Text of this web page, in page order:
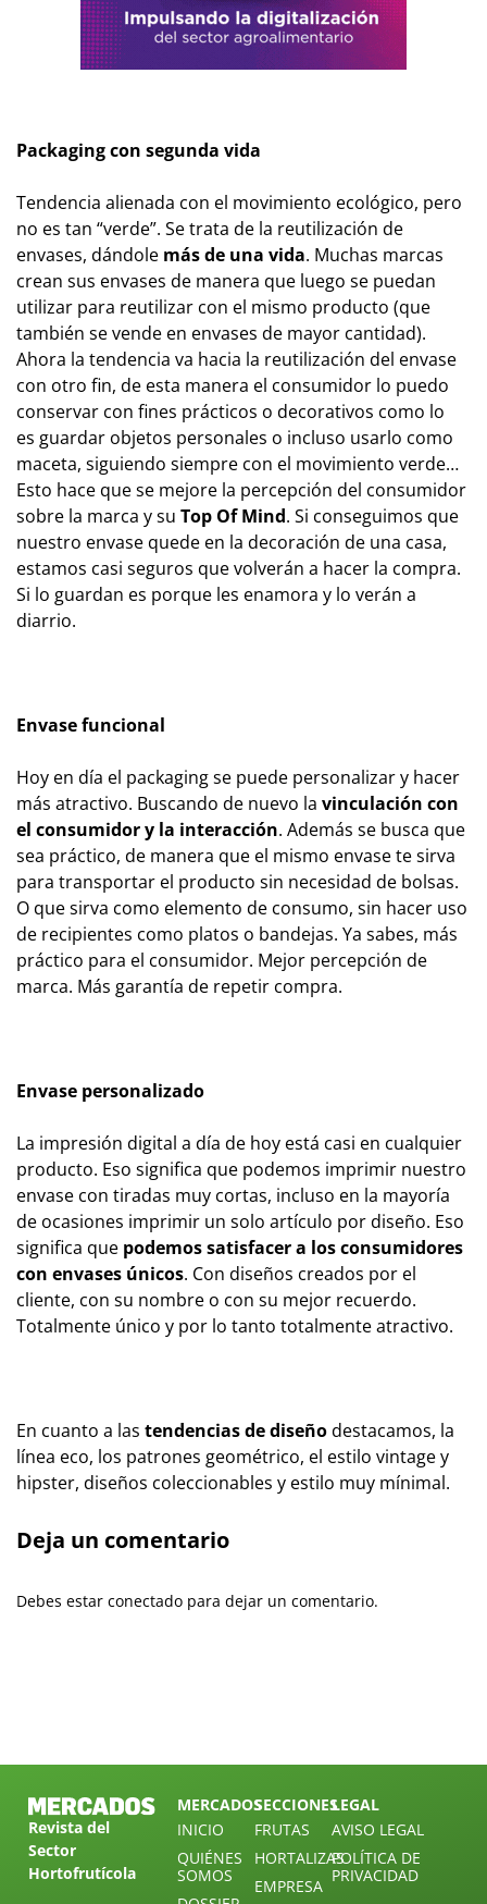
Packaging con segunda vida
Tendencia alienada con el movimiento ecológico, pero
no es tan “verde”. Se trata de la reutilización de
envases, dándole más de una vida. Muchas marcas
crean sus envases de manera que luego se puedan
utilizar para reutilizar con el mismo producto (que
también se vende en envases de mayor cantidad).
Ahora la tendencia va hacia la reutilización del envase
con otro fin, de esta manera el consumidor lo puedo
conservar con fines prácticos o decorativos como lo
es guardar objetos personales o incluso usarlo como
maceta, siguiendo siempre con el movimiento verde…
Esto hace que se mejore la percepción del consumidor
sobre la marca y su Top Of Mind. Si conseguimos que
nuestro envase quede en la decoración de una casa,
estamos casi seguros que volverán a hacer la compra.
Si lo guardan es porque les enamora y lo verán a
diarrio.
Envase funcional
Hoy en día el packaging se puede personalizar y hacer
más atractivo. Buscando de nuevo la vinculación con
el consumidor y la interacción. Además se busca que
sea práctico, de manera que el mismo envase te sirva
para transportar el producto sin necesidad de bolsas.
O que sirva como elemento de consumo, sin hacer uso
de recipientes como platos o bandejas. Ya sabes, más
práctico para el consumidor. Mejor percepción de
marca. Más garantía de repetir compra.
Envase personalizado
La impresión digital a día de hoy está casi en cualquier
producto. Eso significa que podemos imprimir nuestro
envase con tiradas muy cortas, incluso en la mayoría
de ocasiones imprimir un solo artículo por diseño. Eso
significa que podemos satisfacer a los consumidores
con envases únicos. Con diseños creados por el
cliente, con su nombre o con su mejor recuerdo.
Totalmente único y por lo tanto totalmente atractivo.
En cuanto a las tendencias de diseñodestacamos, la
línea eco, los patrones geométrico, el estilo vintage y
hipster, diseños coleccionables y estilo muy mínimal.
Deja un comentario
Debes estar conectado para dejar un comentario.
Revista del
Sector
Hortofrutícola
MERCADOS
INICIO
QUIÉNES
SOMOS
SECCIONES
FRUTAS
HORTALIZAS
EMPRESA
LEGAL
AVISO LEGAL
POLÍTICA DE
PRIVACIDAD